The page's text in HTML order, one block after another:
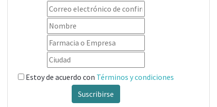
Estoy de acuerdo con Términos y condiciones
Suscribirse